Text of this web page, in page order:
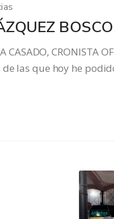
CASADO, CRONISTA
las que hoy he